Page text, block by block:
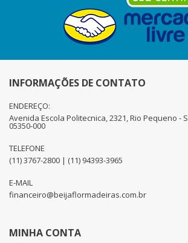
INFORMAÇÕES DE CONTATO
ENDEREÇO:
Avenida Escola Politecnica, 2321, Rio Pequeno -
05350-000
TELEFONE
(11) 3767-2800 | (11) 94393-3965
E-MAIL
financeiro@beijaflormadeiras.com.br
MINHA CONTA